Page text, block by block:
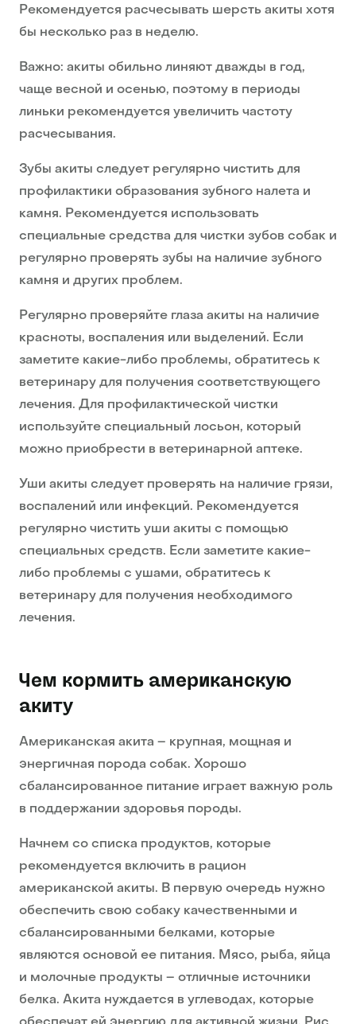
Рекомендуется расчесывать шерсть акиты хотя
бы несколько раз в неделю.
Важно: акиты обильно линяют дважды в год,
чаще весной и осенью, поэтому в периоды
линьки рекомендуется увеличить частоту
расчесывания.
Зубы акиты следует регулярно чистить для
профилактики образования зубного налета и
камня. Рекомендуется использовать
специальные средства для чистки зубов собак и
регулярно проверять зубы на наличие зубного
камня и других проблем.
Регулярно проверяйте глаза акиты на наличие
красноты, воспаления или выделений. Если
заметите какие-либо проблемы, обратитесь к
ветеринару для получения соответствующего
лечения. Для профилактической чистки
используйте специальный лосьон, который
можно приобрести в ветеринарной аптеке.
Уши акиты следует проверять на наличие грязи,
воспалений или инфекций. Рекомендуется
регулярно чистить уши акиты с помощью
специальных средств. Если заметите какие-
либо проблемы с ушами, обратитесь к
ветеринару для получения необходимого
лечения.
Чем кормить американскую
акиту
Американская акита – крупная, мощная и
энергичная порода собак. Хорошо
сбалансированное питание играет важную роль
в поддержании здоровья породы.
Начнем со списка продуктов, которые
рекомендуется включить в рацион
американской акиты. В первую очередь нужно
обеспечить свою собаку качественными и
сбалансированными белками, которые
являются основой ее питания. Мясо, рыба, яйца
и молочные продукты – отличные источники
белка. Акита нуждается в углеводах, которые